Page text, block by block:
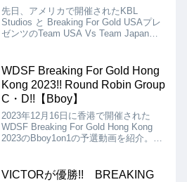
先日、アメリカで開催されたKBL
Studios と Breaking For Gold USAプレ
ゼンツのTeam USA Vs Team Japanの
ていませんが、あなたがジャッジならど
ちらに挙げてたでしょうか？
WDSF Breaking For Gold Hong
Kong 2023!! Round Robin Group
C・D!!【Bboy】
2023年12月16日に香港で開催された
WDSF Breaking For Gold Hong Kong
2023のBboy1on1の予選動画を紹介。
Quake、Raptor。
VICTORが優勝!! BREAKING